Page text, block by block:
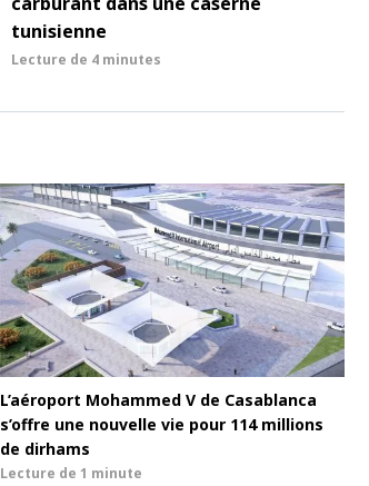
tunisienne
Lecture de 4 minutes
L’aéroport Mohammed V de Casablanca
s’offre une nouvelle vie pour 114 millions
de dirhams
Lecture de 1 minute